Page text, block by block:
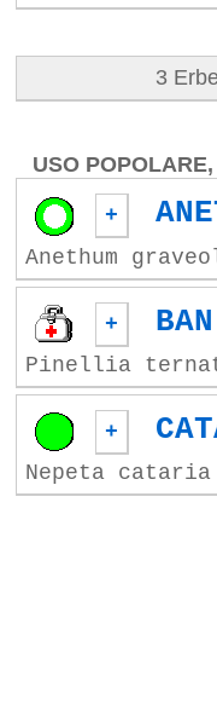
3
USO
+
Anethum
+
Pinellia
+
Nepeta